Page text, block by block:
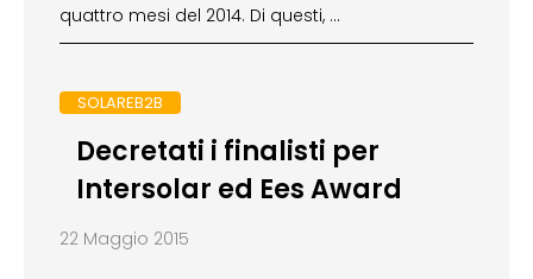
quattro mesi del 2014. Di questi, …
SOLAREB2B
Decretati i finalisti per
Intersolar ed Ees Award
22 Maggio 2015